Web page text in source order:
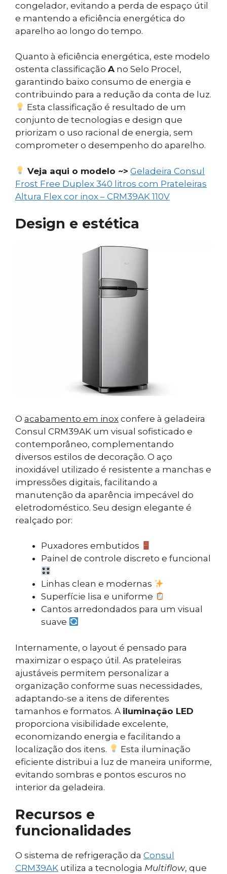
congelador, evitando a perda de espaço útil
e mantendo a eficiência energética do
aparelho ao longo do tempo.
Quanto à eficiência energética, este modelo
ostenta classificação A no Selo Procel,
garantindo baixo consumo de energia e
contribuindo para a redução da conta de luz.
Esta classificação é resultado de um
conjunto de tecnologias e design que
priorizam o uso racional de energia, sem
comprometer o desempenho do aparelho.
Veja aqui o modelo ~> Geladeira Consul
Frost Free Duplex 340 litros com Prateleiras
Altura Flex cor inox – CRM39AK 110V
Design e estética
O acabamento em inox confere à geladeira
Consul CRM39AK um visual sofisticado e
contemporâneo, complementando
diversos estilos de decoração. O aço
inoxidável utilizado é resistente a manchas e
impressões digitais, facilitando a
manutenção da aparência impecável do
eletrodoméstico. Seu design elegante é
realçado por:
Puxadores embutidos
Painel de controle discreto e funcional
Linhas clean e modernas
Superfície lisa e uniforme
Cantos arredondados para um visual
suave
Internamente, o layout é pensado para
maximizar o espaço útil. As prateleiras
ajustáveis permitem personalizar a
organização conforme suas necessidades,
adaptando-se a itens de diferentes
tamanhos e formatos. A iluminação LED
proporciona visibilidade excelente,
economizando energia e facilitando a
localização dos itens.
Esta iluminação
eficiente distribui a luz de maneira uniforme,
evitando sombras e pontos escuros no
interior da geladeira.
Recursos e
funcionalidades
O sistema de refrigeração da Consul
CRM39AK utiliza a tecnologia Multiflow, que